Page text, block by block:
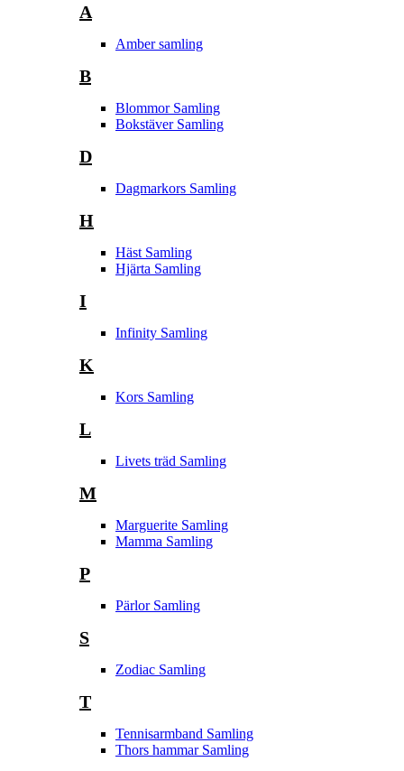
A
Amber samling
B
Blommor Samling
Bokstäver Samling
D
Dagmarkors Samling
H
Häst Samling
Hjärta Samling
I
Infinity Samling
K
Kors Samling
L
Livets träd Samling
M
Marguerite Samling
Mamma Samling
P
Pärlor Samling
S
Zodiac Samling
T
Tennisarmband Samling
Thors hammar Samling